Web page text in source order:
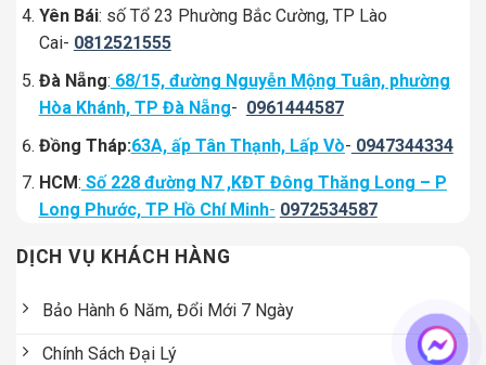
Yên Bái: số Tổ 23 Phường Bắc Cường, TP Lào
Cai- 0812521555
Đà Nẵng: 68/15, đường Nguyễn Mộng Tuân, phường
Hòa Khánh, TP Đà Nẵng- 0961444587
Đồng Tháp:63A, ấp Tân Thạnh, Lấp Vò- 0947344334
HCM: Số 228 đường N7 ,KĐT Đông Thăng Long – P
Long Phước, TP Hồ Chí Minh- 0972534587
DỊCH VỤ KHÁCH HÀNG
Bảo Hành 6 Năm, Đổi Mới 7 Ngày
Chính Sách Đại Lý